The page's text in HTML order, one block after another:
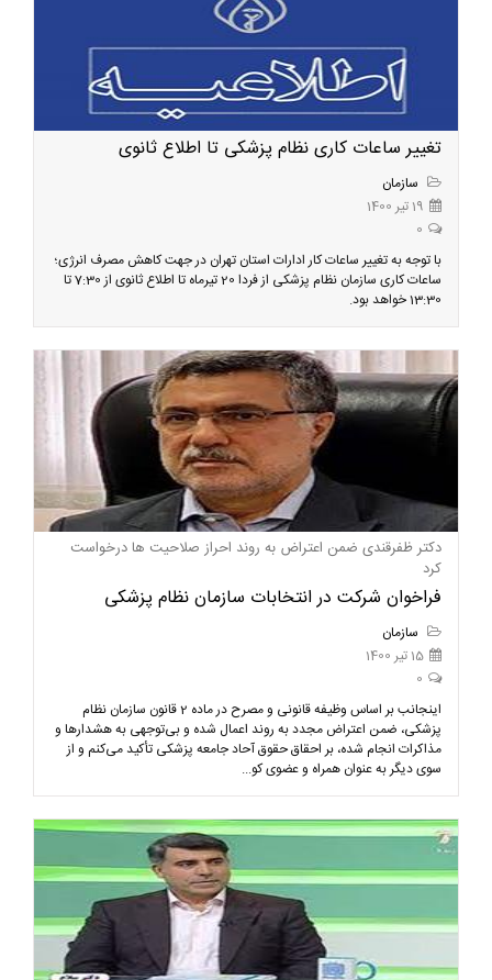
تغییر ساعات کاری نظام پزشکی تا اطلاع ثانوی
سازمان
19 تیر 1400
0
با توجه به تغییر ساعات کار ادارات استان تهران در جهت کاهش مصرف انرژی؛
ساعات کاری سازمان نظام پزشکی از فردا 20 تیرماه تا اطلاع ثانوی از 7:30 تا
13:30 خواهد بود.
دکتر ظفرقندی ضمن اعتراض به روند احراز صلاحیت ها درخواست
کرد
فراخوان شرکت در انتخابات سازمان نظام پزشکی
سازمان
15 تیر 1400
0
اینجانب بر اساس وظیفه قانونی و مصرح در ماده 2 قانون سازمان نظام
پزشکی، ضمن اعتراض مجدد به روند اعمال شده و بی‌توجهی به هشدارها و
مذاکرات انجام شده، بر احقاق حقوق آحاد جامعه پزشکی تأکید می‌کنم و از
سوی دیگر به عنوان همراه و عضوی کو...